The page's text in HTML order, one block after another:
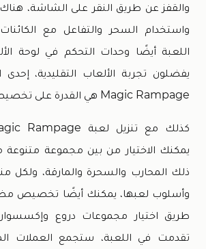
والقفز عن طريق النقر على الشاشة، هناك
واستخدام السحر والتفاعل مع
اللعبة أيضًا وحدات التحكم في لوحة
يفضلون تجربة الألعاب التقليدية، إحدى
Magic Rampage هي القدرة على تخصيص شخصيتك.
يمكنك الاختيار من بين مجموعة متنوعة
ذلك المحارب والسحرة والمارقة، ولكل
وأسلوب لعبها، يمكنك أيضًا تخصيص
طريق اختيار مجموعات دروع
تقدمت في اللعبة، ستجمع العملات